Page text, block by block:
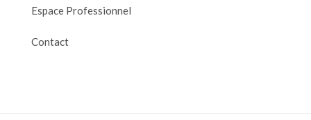
Espace Professionnel
Contact